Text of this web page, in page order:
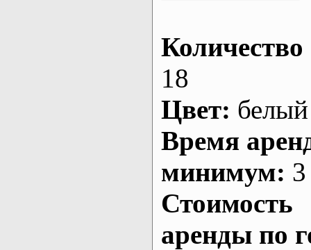
Количество
18
Цвет: белый
Время
минимум:
Стоимость
аренды по